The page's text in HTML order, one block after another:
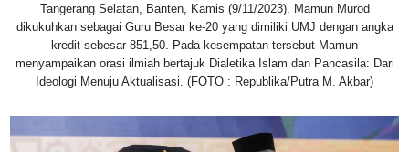
Tangerang Selatan, Banten, Kamis (9/11/2023). Mamun Murod
dikukuhkan sebagai Guru Besar ke-20 yang dimiliki UMJ dengan angka
kredit sebesar 851,50. Pada kesempatan tersebut Mamun
menyampaikan orasi ilmiah bertajuk Dialetika Islam dan Pancasila: Dari
Ideologi Menuju Aktualisasi. (FOTO : Republika/Putra M. Akbar)